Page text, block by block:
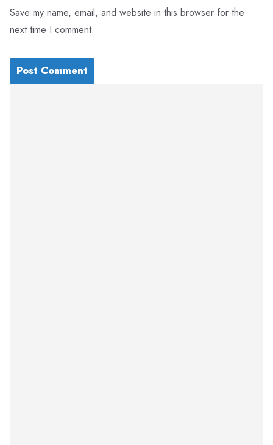
Save my name, email, and website in this browser for the
next time I comment.